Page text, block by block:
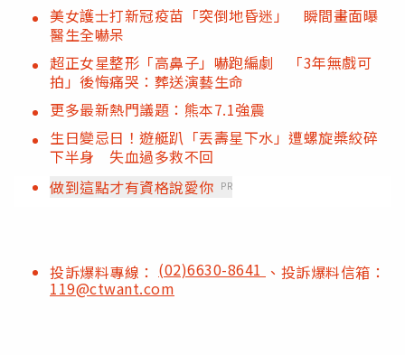
美女護士打新冠疫苗「突倒地昏迷」 瞬間畫面曝
醫生全嚇呆
超正女星整形「高鼻子」嚇跑編劇 「3年無戲可
拍」後悔痛哭：葬送演藝生命
更多最新熱門議題：熊本7.1強震
生日變忌日！遊艇趴「丟壽星下水」遭螺旋槳絞碎
下半身 失血過多救不回
做到這點才有資格說愛你 PR
投訴爆料專線： (02)6630-8641 、投訴爆料信箱：
119@ctwant.com